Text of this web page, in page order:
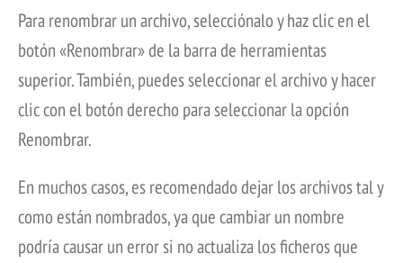
Para renombrar un archivo, selecciónalo y haz clic en el
botón «Renombrar» de la barra de herramientas
superior. También, puedes seleccionar el archivo y hacer
clic con el botón derecho para seleccionar la opción
Renombrar.
En muchos casos, es recomendado dejar los archivos tal y
como están nombrados, ya que cambiar un nombre
podría causar un error si no actualiza los ficheros que